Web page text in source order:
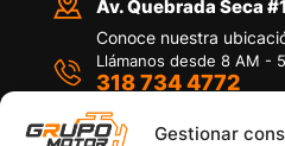
Gestionar
Av. Quebrada Seca
Conoce nuestra
Llámanos desde 8 AM -
318 734 4772
Por medio de WhatsApp